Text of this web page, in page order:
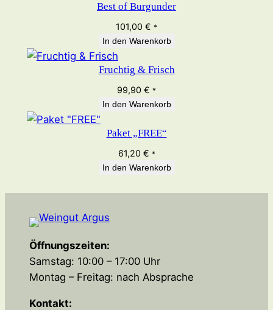
Best of Burgunder
101,00 € *
In den Warenkorb
Fruchtig & Frisch
99,90 € *
In den Warenkorb
Paket „FREE“
61,20 € *
In den Warenkorb
Öffnungszeiten:
Samstag: 10:00 – 17:00 Uhr
Montag – Freitag: nach Absprache
Kontakt: